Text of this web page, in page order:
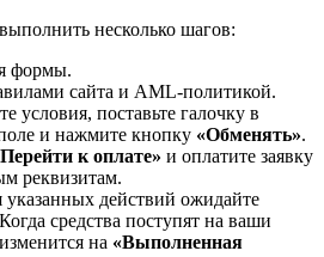
несколько шагов:
формы.
сайта и AML-политикой.
условия, поставьте галочку в
и нажмите кнопку «Обменять».
к оплате» и оплатите заявку
реквизитам.
действий ожидайте
средства поступят на ваши
на «Выполненная